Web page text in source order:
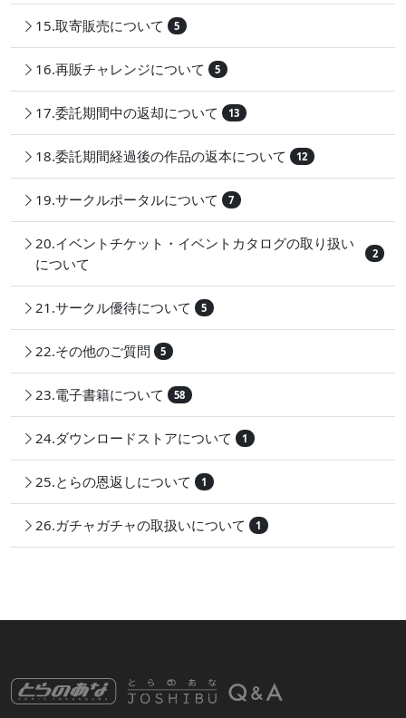
15.取寄販売について 5
16.再販チャレンジについて 5
17.委託期間中の返却について 13
18.委託期間経過後の作品の返本について 12
19.サークルポータルについて 7
20.イベントチケット・イベントカタログの取り扱い
について
2
21.サークル優待について 5
22.その他のご質問 5
23.電子書籍について 58
24.ダウンロードストアについて 1
25.とらの恩返しについて 1
26.ガチャガチャの取扱いについて 1